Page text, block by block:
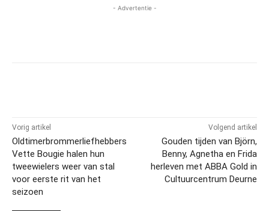
- Advertentie -
Vorig artikel
Oldtimerbrommerliefhebbers
Vette Bougie halen hun
tweewielers weer van stal
voor eerste rit van het
seizoen
Volgend artikel
Gouden tijden van Björn,
Benny, Agnetha en Frida
herleven met ABBA Gold in
Cultuurcentrum Deurne